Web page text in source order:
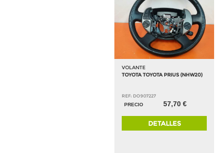
VOLANTE
TOYOTA TOYOTA PRIUS (NHW20)
REF: DO907227
PRECIO
57,70 €
DETALLES